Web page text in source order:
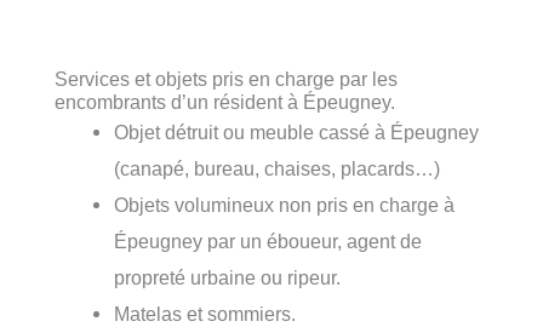
Services et objets pris en charge par les
encombrants d’un résident à Épeugney.
Objet détruit ou meuble cassé à Épeugney
(canapé, bureau, chaises, placards…)
Objets volumineux non pris en charge à
Épeugney par un éboueur, agent de
propreté urbaine ou ripeur.
Matelas et sommiers.